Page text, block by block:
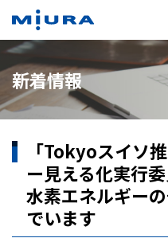
新着情報
「Tokyoスイソ
ー見える化実行
水素エネルギー
でいます